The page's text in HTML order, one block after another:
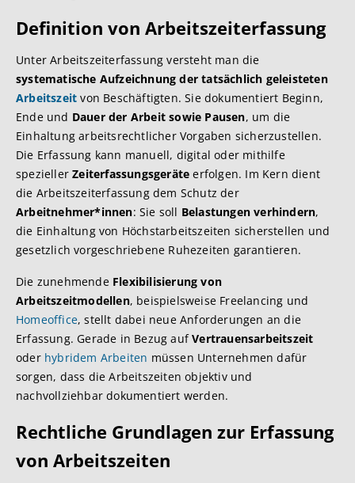
Definition von Arbeitszeiterfassung
Unter Arbeitszeiterfassung versteht man die
systematische Aufzeichnung der tatsächlich geleisteten
Arbeitszeit von Beschäftigten. Sie dokumentiert Beginn,
Ende und Dauer der Arbeit sowie Pausen, um die
Einhaltung arbeitsrechtlicher Vorgaben sicherzustellen.
Die Erfassung kann manuell, digital oder mithilfe
speziellerZeiterfassungsgeräte erfolgen. Im Kern dient
die Arbeitszeiterfassung dem Schutz der
Arbeitnehmer*innen: Sie soll Belastungen verhindern,
die Einhaltung von Höchstarbeitszeiten sicherstellen und
gesetzlich vorgeschriebene Ruhezeiten garantieren.
Die zunehmende Flexibilisierung von
Arbeitszeitmodellen, beispielsweise Freelancing und
Homeoffice, stellt dabei neue Anforderungen an die
Erfassung. Gerade in Bezug aufVertrauensarbeitszeit
oder hybridem Arbeiten müssen Unternehmen dafür
sorgen, dass die Arbeitszeiten objektiv und
nachvollziehbar dokumentiert werden.
Rechtliche Grundlagen zur Erfassung
von Arbeitszeiten